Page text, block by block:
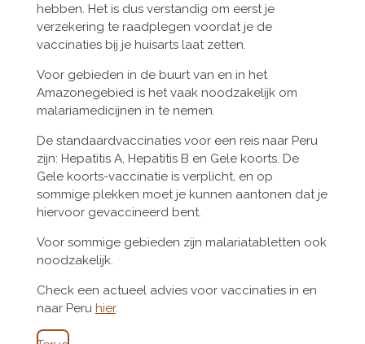
hebben. Het is dus verstandig om eerst je
verzekering te raadplegen voordat je de
vaccinaties bij je huisarts laat zetten.
Voor gebieden in de buurt van en in het
Amazonegebied is het vaak noodzakelijk om
malariamedicijnen in te nemen.
De standaardvaccinaties voor een reis naar Peru
zijn: Hepatitis A, Hepatitis B en Gele koorts. De
Gele koorts-vaccinatie is verplicht, en op
sommige plekken moet je kunnen aantonen dat je
hiervoor gevaccineerd bent.
Voor sommige gebieden zijn malariatabletten ook
noodzakelijk.
Check een actueel advies voor vaccinaties in en
naar Peru hier.